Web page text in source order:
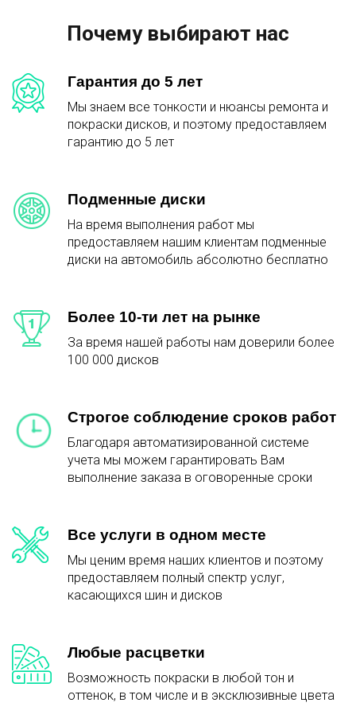
Почему выбирают нас
Гарантия до 5 лет
Мы знаем все тонкости и нюансы ремонта и
покраски дисков, и поэтому предоставляем
гарантию до 5 лет
Подменные диски
На время выполнения работ мы
предоставляем нашим клиентам подменные
диски на автомобиль абсолютно бесплатно
Более 10-ти лет на рынке
За время нашей работы нам доверили более
100 000 дисков
Строгое соблюдение сроков работ
Благодаря автоматизированной системе
учета мы можем гарантировать Вам
выполнение заказа в оговоренные сроки
Все услуги в одном месте
Мы ценим время наших клиентов и поэтому
предоставляем полный спектр услуг,
касающихся шин и дисков
Любые расцветки
Возможность покраски в любой тон и
оттенок, в том числе и в эксклюзивные цвета